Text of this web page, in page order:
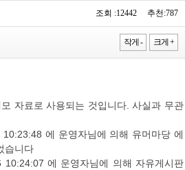
조회 :12442 추천:787
작게 - 크게 +
자료로 사용되는 것입니다. 사실과 무관
에 운영자님에 의해 유머마당 에
습니다
에 운영자님에 의해 자유게시판